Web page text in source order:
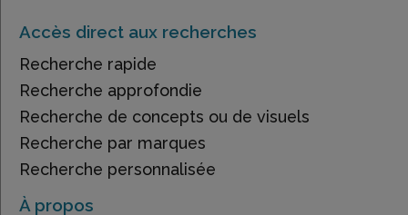
Accès direct aux recherches
Recherche rapide
Recherche approfondie
Recherche de concepts ou de visuels
Recherche par marques
Recherche personnalisée
À propos